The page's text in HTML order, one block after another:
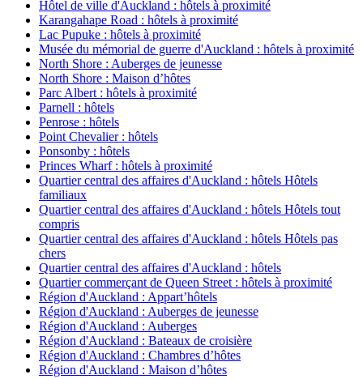
Hôtel de ville d'Auckland : hôtels à proximité
Karangahape Road : hôtels à proximité
Lac Pupuke : hôtels à proximité
Musée du mémorial de guerre d'Auckland : hôtels à proximité
North Shore : Auberges de jeunesse
North Shore : Maison d’hôtes
Parc Albert : hôtels à proximité
Parnell : hôtels
Penrose : hôtels
Point Chevalier : hôtels
Ponsonby : hôtels
Princes Wharf : hôtels à proximité
Quartier central des affaires d'Auckland : hôtels Hôtels
familiaux
Quartier central des affaires d'Auckland : hôtels Hôtels tout
compris
Quartier central des affaires d'Auckland : hôtels Hôtels pas
chers
Quartier central des affaires d'Auckland : hôtels
Quartier commerçant de Queen Street : hôtels à proximité
Région d'Auckland : Appart’hôtels
Région d'Auckland : Auberges de jeunesse
Région d'Auckland : Auberges
Région d'Auckland : Bateaux de croisière
Région d'Auckland : Chambres d’hôtes
Région d'Auckland : Maison d’hôtes